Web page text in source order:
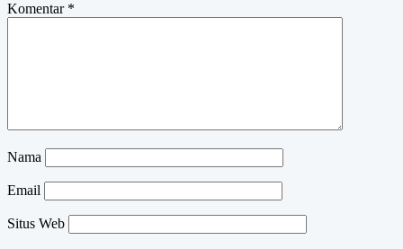
Komentar *
Nama
Email
Situs Web